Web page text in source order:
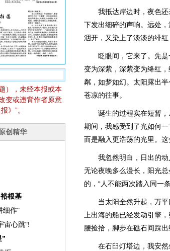
），未经本报或本
变或违背作者原意
》”。
我抵达岸边时，夜色还
下发出细碎的声响。远处
洇开，又染上了淡淡的绯红
眨眼间，它来了。先是
变为深紫，深紫变为绛红
粼，如梦如幻。太阳露出
苍凉的往事。
诞生的过程实在短暂，
期间，我感受到了光如何
而是融入更浩荡的光里。这
我忽然明白，日出的动
无论夜晚多么漫长，阳光
的，“人不能两次踏入同一
当太阳全然升起，万平
上出海的船已经发动引擎
腰捡拾，脚步在礁石间踩出
在石臼灯塔边，我安然